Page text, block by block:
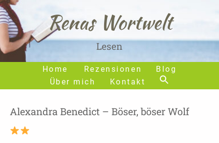
Home Rezensionen
Blog
Über mich
Kontakt
Renas Wortwelt
Lesen
Alexandra Benedict – Böser, böser Wolf